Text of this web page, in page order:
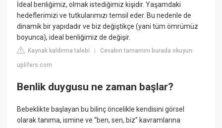
İdeal benliğimiz, olmak istediğimiz kişidir. Yaşamdaki
hedeflerimizi ve tutkularımızı temsil eder. Bu nedenle de
dinamik bir yapıdadır ve biz değiştikçe (yani tüm ömrümüz
boyunca), ideal benliğimiz de değişir.
Kaynak kaldırma talebi |Cevabın tamamını burada okuyun:
uplifers.com
Benlik duygusu ne zaman başlar?
Bebeklikte başlayan bu bilinç öncelikle kendisini görsel
olarak tanıma, ismine ve “ben, sen, biz” kavramlarına